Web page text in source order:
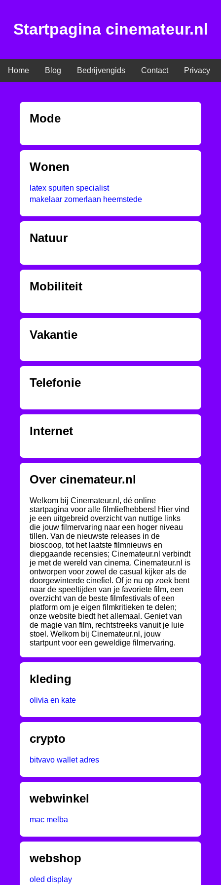
Startpagina cinemateur.nl
Home Blog Bedrijvengids Contact Privacy
Mode
Wonen
latex spuiten specialist
makelaar zomerlaan heemstede
Natuur
Mobiliteit
Vakantie
Telefonie
Internet
Over cinemateur.nl
Welkom bij Cinemateur.nl, dé online
startpagina voor alle filmliefhebbers! Hier vind
je een uitgebreid overzicht van nuttige links
die jouw filmervaring naar een hoger niveau
tillen. Van de nieuwste releases in de
bioscoop, tot het laatste filmnieuws en
diepgaande recensies; Cinemateur.nl verbindt
je met de wereld van cinema. Cinemateur.nl is
ontworpen voor zowel de casual kijker als de
doorgewinterde cinefiel. Of je nu op zoek bent
naar de speeltijden van je favoriete film, een
overzicht van de beste filmfestivals of een
platform om je eigen filmkritieken te delen;
onze website biedt het allemaal. Geniet van
de magie van film, rechtstreeks vanuit je luie
stoel. Welkom bij Cinemateur.nl, jouw
startpunt voor een geweldige filmervaring.
kleding
olivia en kate
crypto
bitvavo wallet adres
webwinkel
mac melba
webshop
oled display